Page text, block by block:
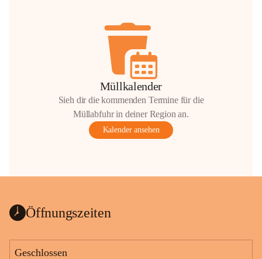
Müllkalender
Sieh dir die kommenden Termine für die
Müllabfuhr in deiner Region an.
Kalender ansehen
Öffnungszeiten
Geschlossen